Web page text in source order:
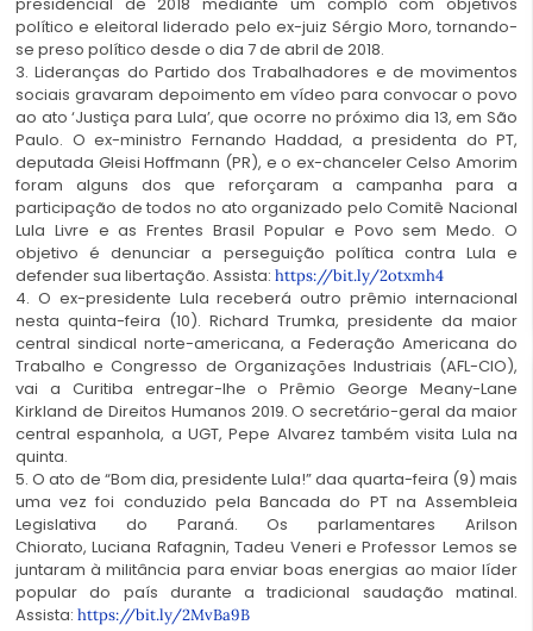
político e eleitoral liderado pelo ex-juiz Sérgio Moro, tornando-
se preso político desde o dia 7 de abril de 2018.
3. Lideranças do Partido dos Trabalhadores e de movimentos
sociais gravaram depoimento em vídeo para convocar o povo
ao ato ‘Justiça para Lula’, que ocorre no próximo dia 13, em São
Paulo. O ex-ministro Fernando Haddad, a presidenta do PT,
deputada Gleisi Hoffmann (PR), e o ex-chanceler Celso Amorim
foram alguns dos que reforçaram a campanha para a
participação de todos no ato organizado pelo Comitê Nacional
Lula Livre e as Frentes Brasil Popular e Povo sem Medo. O
objetivo é denunciar a perseguição política contra Lula e
defender sua libertação. Assista: https://bit.ly/2otxmh4
4. O ex-presidente Lula receberá outro prêmio internacional
nesta quinta-feira (10). Richard Trumka, presidente da maior
central sindical norte-americana, a Federação Americana do
Trabalho e Congresso de Organizações Industriais (AFL-CIO),
vai a Curitiba entregar-lhe o Prêmio George Meany-Lane
Kirkland de Direitos Humanos 2019. O secretário-geral da maior
central espanhola, a UGT, Pepe Alvarez também visita Lula na
quinta.
5. O ato de “Bom dia, presidente Lula!” daa quarta-feira (9) mais
uma vez foi conduzido pela Bancada do PT na Assembleia
Legislativa do Paraná. Os parlamentares Arilson
Chiorato, Luciana Rafagnin, Tadeu Veneri e Professor Lemos se
juntaram à militância para enviar boas energias ao maior líder
popular do país durante a tradicional saudação matinal.
Assista: https://bit.ly/2MvBa9B